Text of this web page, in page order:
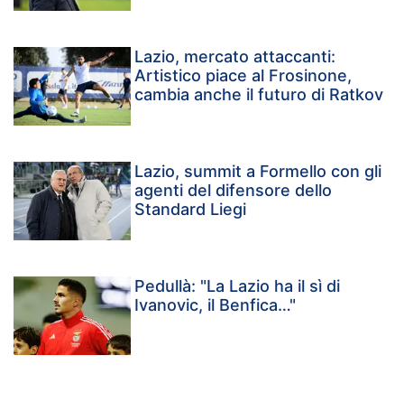
Lazio, mercato attaccanti:
Artistico piace al Frosinone,
cambia anche il futuro di Ratkov
Lazio, summit a Formello con gli
agenti del difensore dello
Standard Liegi
Pedullà: "La Lazio ha il sì di
Ivanovic, il Benfica…"